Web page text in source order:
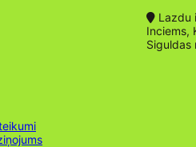
Lazdu
Inciems,
Siguldas